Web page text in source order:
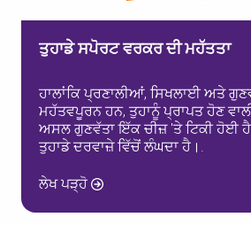
ਤੁਹਾਡੇ ਸਪੋਰਟ ਵਰਕਰ ਦੀ ਮਹੱਤਤਾ
ਹਾਲਾਂਕਿ ਪ੍ਰਣਾਲੀਆਂ, ਸਿਖਲਾਈ ਅਤੇ
ਮਹੱਤਵਪੂਰਨ ਹਨ, ਤੁਹਾਨੂੰ ਪ੍ਰਾਪਤ ਹੋਣ
ਅਸਲ ਗੁਣਵੱਤਾ ਇੱਕ ਚੀਜ਼ 'ਤੇ ਟਿਕੀ ਹੋਈ
ਤੁਹਾਡੇ ਦਰਵਾਜ਼ੇ ਵਿੱਚੋਂ ਲੰਘਦਾ ਹੈ।.
ਲੇਖ ਪੜ੍ਹੋ